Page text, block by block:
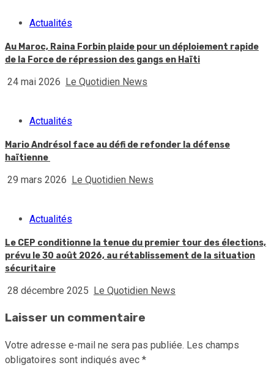
Actualités
Au Maroc, Raina Forbin plaide pour un déploiement rapide
de la Force de répression des gangs en Haïti
24 mai 2026 Le Quotidien News
Actualités
Mario Andrésol face au défi de refonder la défense
haïtienne
29 mars 2026 Le Quotidien News
Actualités
Le CEP conditionne la tenue du premier tour des élections,
prévu le 30 août 2026, au rétablissement de la situation
sécuritaire
28 décembre 2025 Le Quotidien News
Laisser un commentaire
Votre adresse e-mail ne sera pas publiée. Les champs
obligatoires sont indiqués avec *